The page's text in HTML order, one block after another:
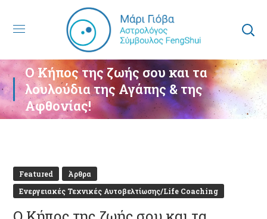
Ο Κήπος της ζωής σου και τα
λουλούδια της Αγάπης & της
Αφθονίας!
Featured
Άρθρα
Ενεργειακές Τεχνικές Αυτοβελτίωσης/Life Coaching